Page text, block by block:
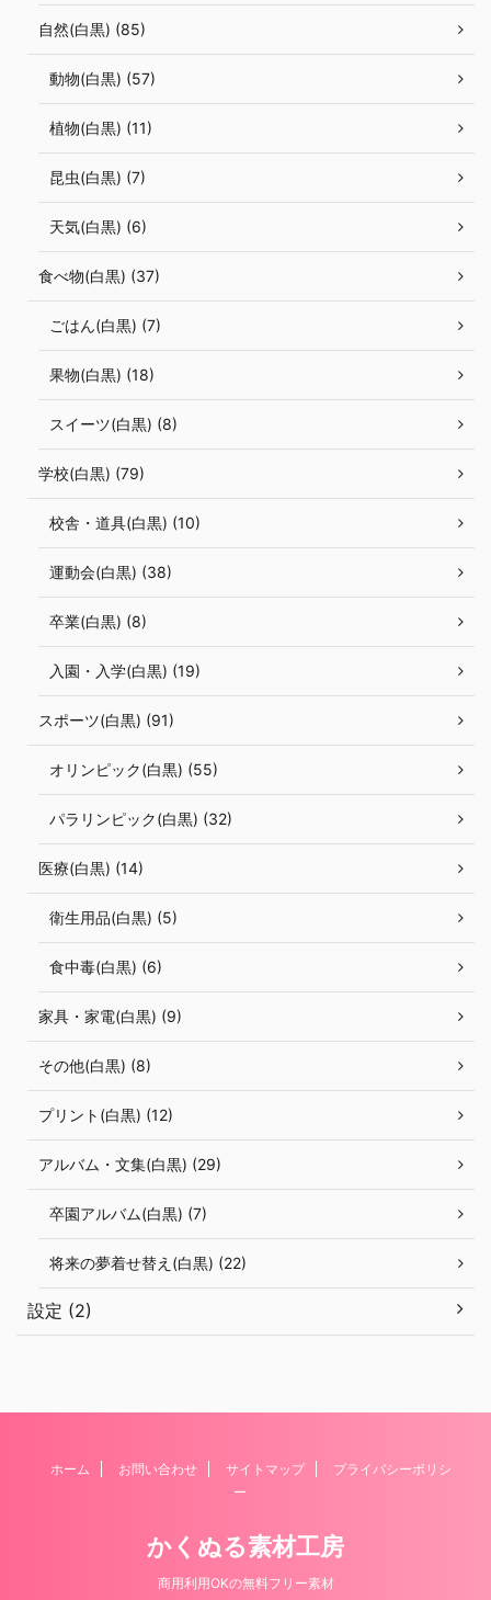
自然(白黒) (85)
動物(白黒) (57)
植物(白黒) (11)
昆虫(白黒) (7)
天気(白黒) (6)
食べ物(白黒) (37)
ごはん(白黒) (7)
果物(白黒) (18)
スイーツ(白黒) (8)
学校(白黒) (79)
校舎・道具(白黒) (10)
運動会(白黒) (38)
卒業(白黒) (8)
入園・入学(白黒) (19)
スポーツ(白黒) (91)
オリンピック(白黒) (55)
パラリンピック(白黒) (32)
医療(白黒) (14)
衛生用品(白黒) (5)
食中毒(白黒) (6)
家具・家電(白黒) (9)
その他(白黒) (8)
プリント(白黒) (12)
アルバム・文集(白黒) (29)
卒園アルバム(白黒) (7)
将来の夢着せ替え(白黒) (22)
設定 (2)
ホーム お問い合わせ サイトマップ
プライバシーポリシ
ー
かくぬる素材工房
商用利用OKの無料フリー素材